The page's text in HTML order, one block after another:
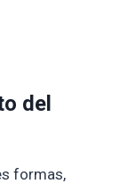
del
formas,